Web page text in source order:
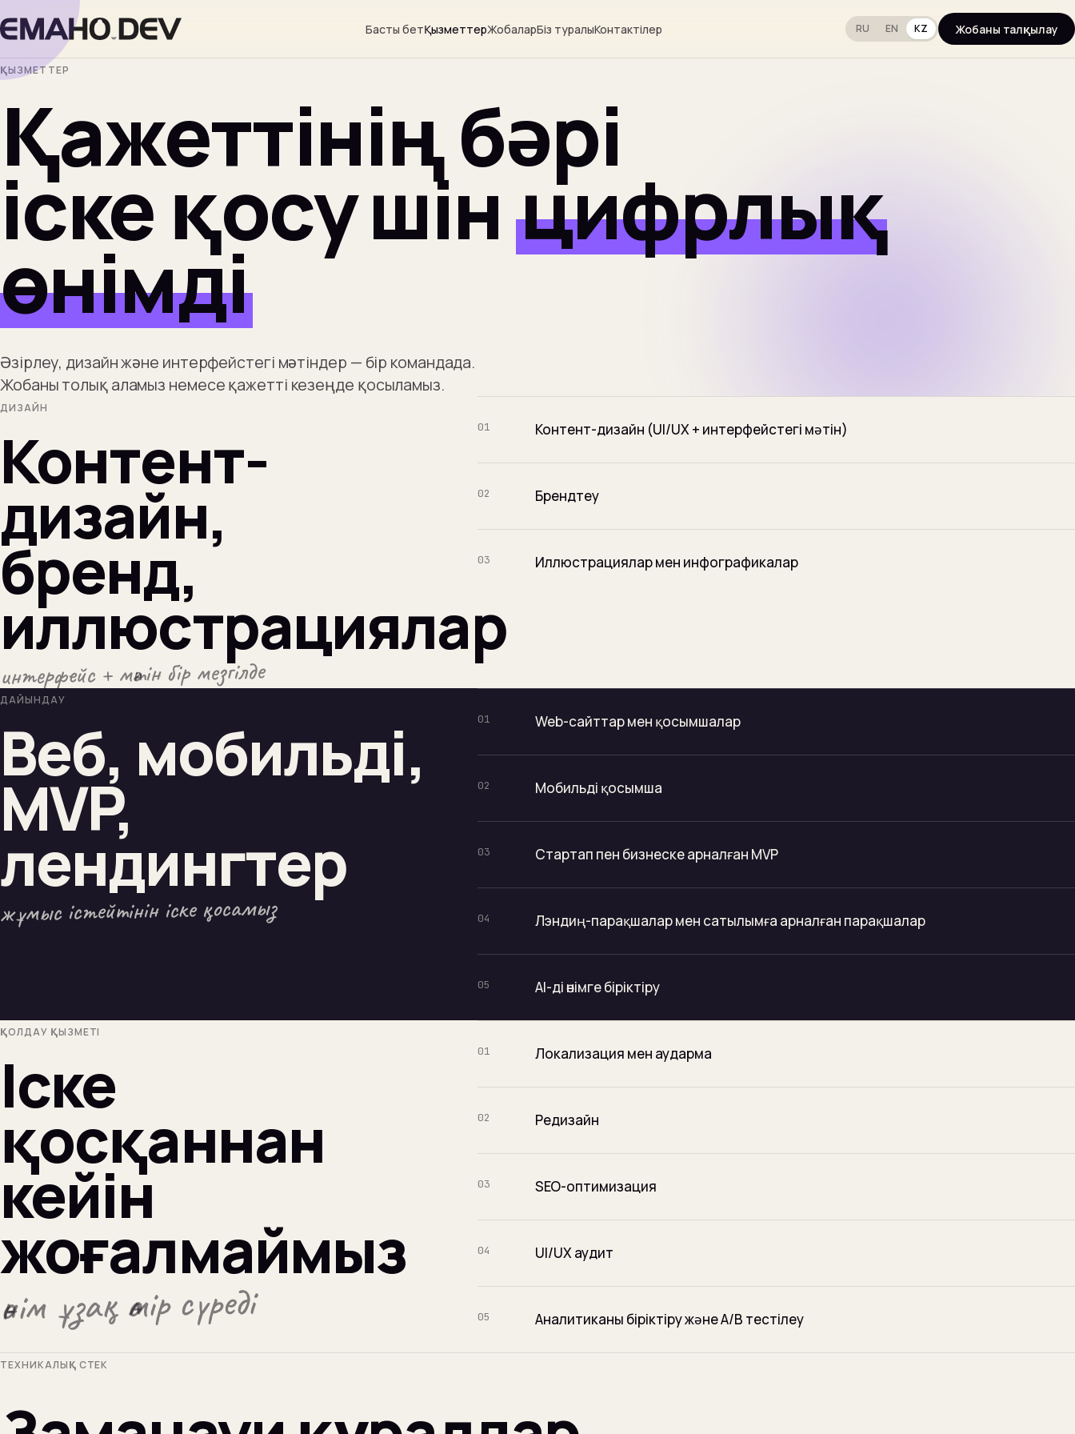
Басты бетҚызметтерЖобаларБіз туралыКонтактілер RU EN KZ Жобаны талқылау
ҚЫЗМЕТТЕР
Қажеттінің бәрі
іске қосу үшінцифрлық
өнімді
Әзірлеу, дизайн және интерфейстегі мәтіндер — бір командада.
Жобаны толық аламыз немесе қажетті кезеңде қосыламыз.
ДИЗАЙН
Контент-
дизайн,
бренд,
иллюстрациялар
интерфейс + мәтін бір мезгілде
01 Контент-дизайн (UI/UX + интерфейстегі мәтін)
02 Брендтеу
03 Иллюстрациялар мен инфографикалар
ДАЙЫНДАУ
Веб, мобильді,
MVP,
лендингтер
жұмыс істейтінін іске қосамыз
01 Web-сайттар мен қосымшалар
02 Мобильді қосымша
03 Стартап пен бизнеске арналған MVP
04 Лэндиң-парақшалар мен сатылымға арналған парақшалар
05 AI-ді өнімге біріктіру
ҚОЛДАУ ҚЫЗМЕТІ
Іске
қосқаннан
кейін
жоғалмаймыз
өнім ұзақ өмір сүреді
01 Локализация мен аударма
02 Редизайн
03 SEO-оптимизация
04 UI/UX аудит
05 Аналитиканы біріктіру және A/B тестілеу
ТЕХНИКАЛЫҚ СТЕК